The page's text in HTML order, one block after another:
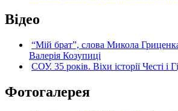
Відео
“Мій брат”, слова Микола
Валерія Козупиці
СОУ. 35 років. Віхи історії Честі і
Фотогалерея